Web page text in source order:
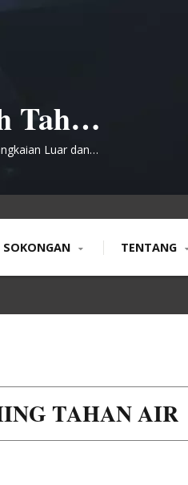
Tahan
Luar dan
SOKONGAN TENTANG
TAHAN AIR